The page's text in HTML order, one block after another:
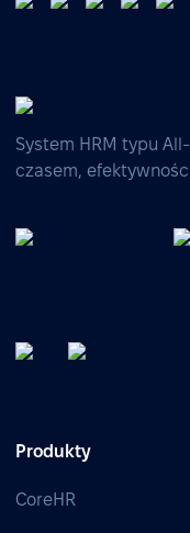
System HRM typu
czasem,
Produkty
CoreHR